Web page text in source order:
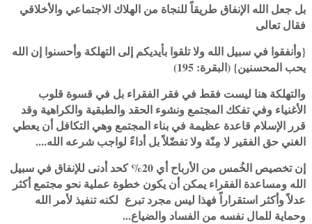
بل جعل الله الإنفاق طريقاً للنجاة من الهلاك الاجتماعي والأخلاقي
فقال تعالى
{وأنفقوا في سبيل الله ولا تلقوا بأيديكم إلى التهلكة وأحسنوا إن الله
يحب المحسنين} (البقرة: 195)
والتهلكة هنا ليست فقط في فقر الفقراء بل في قسوة قلوب
الأغنياء وفي تفكك المجتمع ونشوء الحقد والطبقية والكراهية وقد
قرر الإسلام قاعدة عظيمة في بناء المجتمع وهي التكافل أن يعطي
الغني حق الفقير لا مِنّة ولا تفضّلاً بل أداءً لواجب شرعه الله....
إن تخصيص الخُمس من الأرباح أي 20% كحد أدنى للإنفاق في سبيل
الله ومساعدة الفقراء يمكن أن يكون خطوة عملية نحو مجتمع أكثر
عدلاً وأكثر استقراراً فهذا ليس مجرد تبرع لكنه تنفيذ لأمر الله
وحماية للمال نفسه من الفساد والضياع...